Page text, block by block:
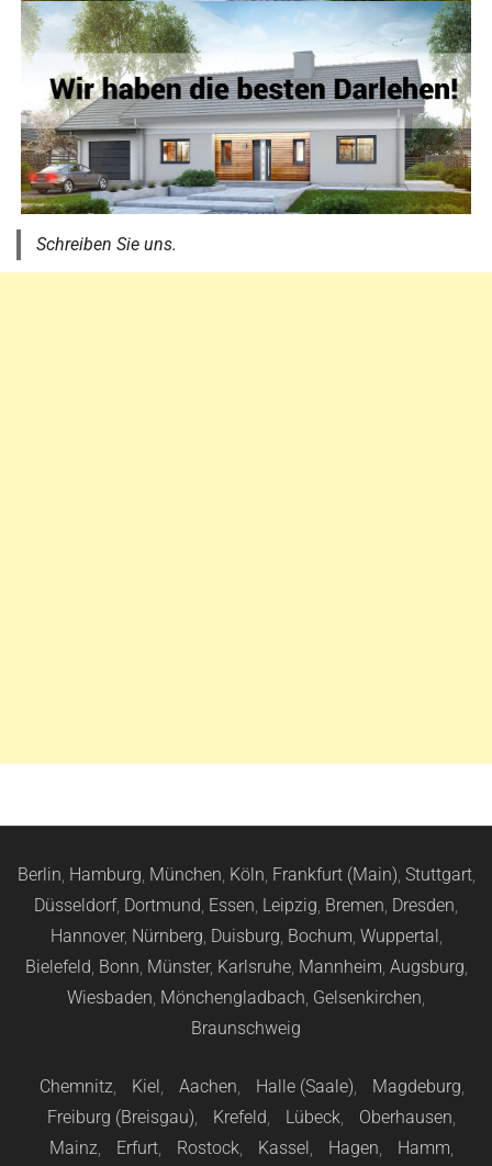
Schreiben Sie uns.
Berlin, Hamburg, München, Köln, Frankfurt (Main), Stuttgart,
Düsseldorf, Dortmund, Essen, Leipzig, Bremen, Dresden,
Hannover, Nürnberg, Duisburg, Bochum, Wuppertal,
Bielefeld, Bonn, Münster, Karlsruhe, Mannheim, Augsburg,
Wiesbaden, Mönchengladbach, Gelsenkirchen,
Braunschweig
Chemnitz, Kiel, Aachen, Halle (Saale), Magdeburg,
Freiburg (Breisgau), Krefeld, Lübeck, Oberhausen,
Mainz, Erfurt, Rostock, Kassel, Hagen, Hamm,